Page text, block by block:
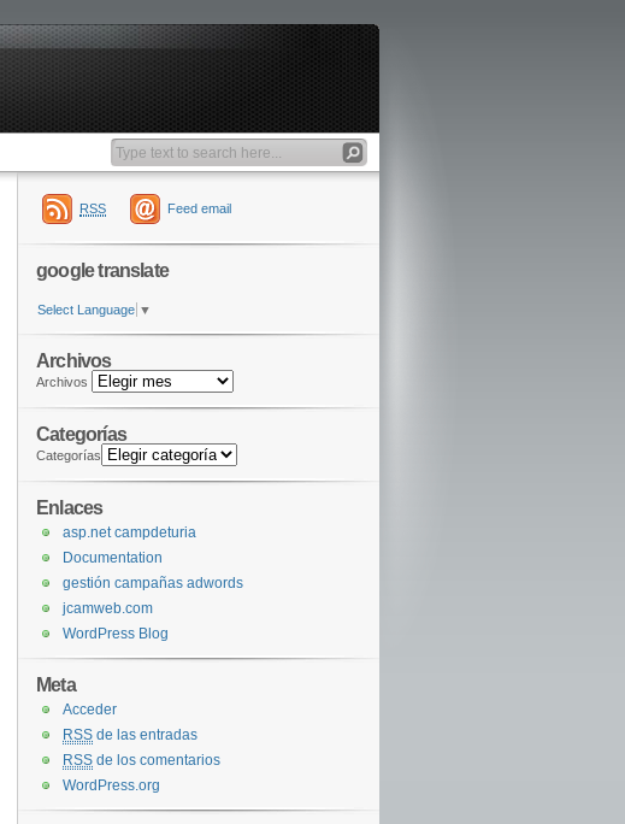
RSS Feed email
google translate
Select Language ▼
Archivos
Archivos
Categorías
Categorías
Enlaces
asp.net campdeturia
Documentation
gestión campañas adwords
jcamweb.com
WordPress Blog
Meta
Acceder
RSS de las entradas
RSS de los comentarios
WordPress.org